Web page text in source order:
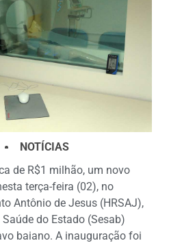
NOTÍCIAS
de R$1 milhão, um novo
terça-feira (02), no
Antônio de Jesus (HRSAJ),
do Estado (Sesab)
baiano. A inauguração foi